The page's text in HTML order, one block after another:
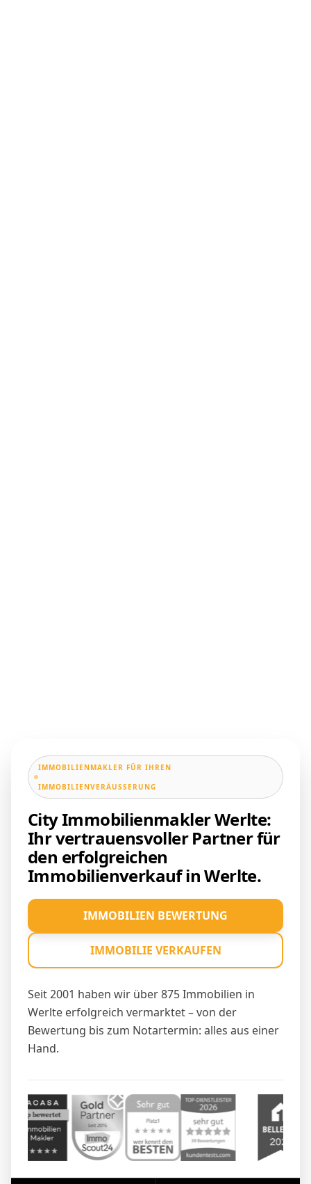
IMMOBILIENMAKLER FÜR IHREN
IMMOBILIENVERÄUSSERUNG
City Immobilienmakler Werlte:
Ihr vertrauensvoller Partner für
den erfolgreichen
Immobilienverkauf in Werlte.
Seit 2001 haben wir über 875 Immobilien in
Werlte erfolgreich vermarktet – von der
Bewertung bis zum Notartermin: alles aus einer
Hand.
IMMOBILIEN BEWERTUNG
IMMOBILIE VERKAUFEN